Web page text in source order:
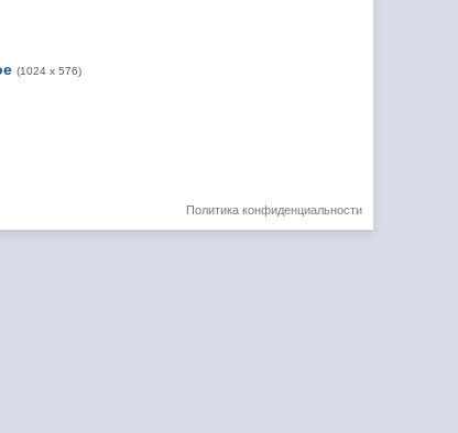
(1024 x 576)
Политика конфиденциальности